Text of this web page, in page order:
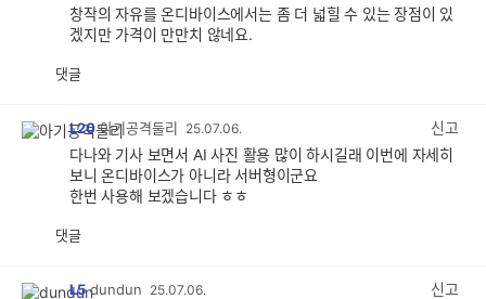
창작의 자유를 온디바이스에서는 좀 더 넓힐 수 있는 장점이 있
겠지만 가격이 만만치 않네요.
댓글
L20 아기공격둘리 25.07.06.
신고
다나와 기사 보면서 AI 사진 활용 많이 하시길래 이번에 자세히
보니 온디바이스가 아니라 서버형이군요
한번 사용해 보겠습니다 ㅎㅎ
댓글
L5 dundun 25.07.06.
신고